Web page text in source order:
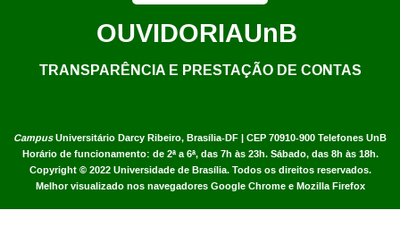
CampusUniversitário Darcy Ribeiro, Brasília-DF | CEP 70910-900 Telefones UnB
Horário de funcionamento: de 2ª a 6ª, das 7h às 23h. Sábado, das 8h às 18h.
Copyright © 2022 Universidade de Brasília. Todos os direitos reservados.
Melhor visualizado nos navegadores Google Chrome e Mozilla Firefox
OUVIDORIAUnB
TRANSPARÊNCIA E PRESTAÇÃO DE CONTAS